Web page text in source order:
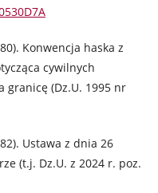
Konwencja haska z
cywilnych
granicę (Dz.U. 1995 nr
Ustawa z dnia 26
(t.j. Dz.U. z 2024 r. poz.